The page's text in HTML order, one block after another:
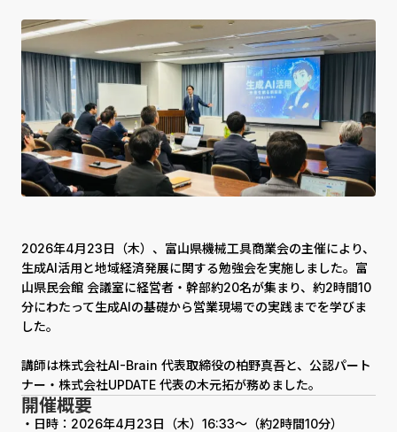
2026年4月23日（木）、富山県機械工具商業会の主催により、
生成AI活用と地域経済発展に関する勉強会を実施しました。富
山県民会館 会議室に経営者・幹部約20名が集まり、約2時間10
分にわたって生成AIの基礎から営業現場での実践までを学びま
した。
講師は株式会社AI-Brain 代表取締役の柏野真吾と、公認パート
ナー・株式会社UPDATE 代表の木元拓が務めました。
開催概要
・日時：2026年4月23日（木）16:33〜（約2時間10分）